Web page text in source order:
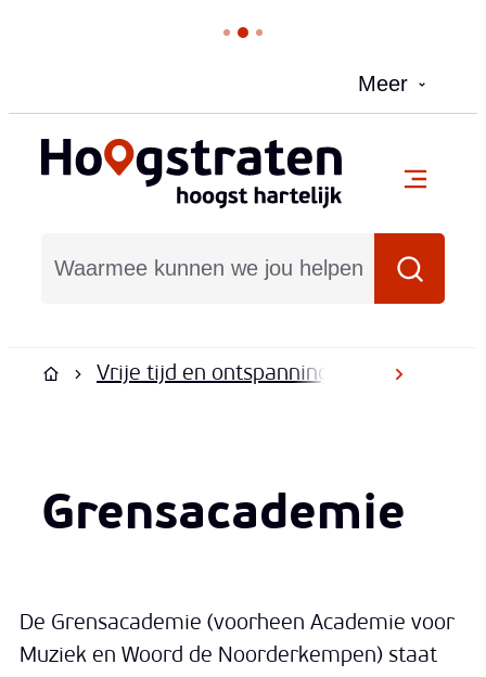
Meer
Hoogstraten
Zoeken
menu
scroll
Startpagina
Vrije tijd en ontspanning Kinderen
Grensacademie
De Grensacademie (voorheen Academie voor
Muziek en Woord de Noorderkempen) staat